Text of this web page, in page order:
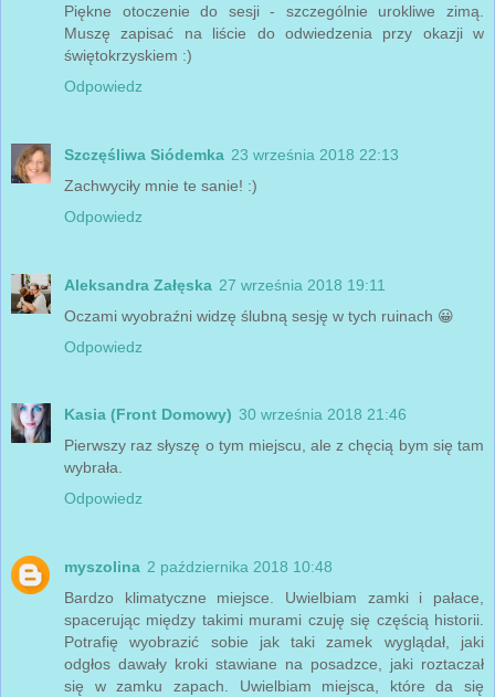
Piękne otoczenie do sesji - szczególnie urokliwe zimą.
Muszę zapisać na liście do odwiedzenia przy okazji w
świętokrzyskiem :)
Odpowiedz
Szczęśliwa Siódemka 23 września 2018 22:13
Zachwyciły mnie te sanie! :)
Odpowiedz
Aleksandra Załęska 27 września 2018 19:11
Oczami wyobraźni widzę ślubną sesję w tych ruinach 😀
Odpowiedz
Kasia (Front Domowy) 30 września 2018 21:46
Pierwszy raz słyszę o tym miejscu, ale z chęcią bym się tam
wybrała.
Odpowiedz
myszolina 2 października 2018 10:48
Bardzo klimatyczne miejsce. Uwielbiam zamki i pałace,
spacerując między takimi murami czuję się częścią historii.
Potrafię wyobrazić sobie jak taki zamek wyglądał, jaki
odgłos dawały kroki stawiane na posadzce, jaki roztaczał
się w zamku zapach. Uwielbiam miejsca, które da się